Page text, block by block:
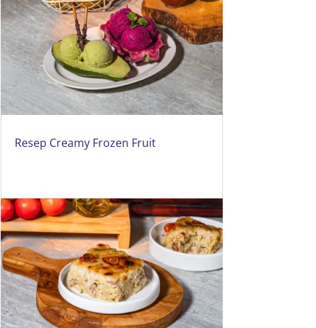
Resep Creamy Frozen Fruit